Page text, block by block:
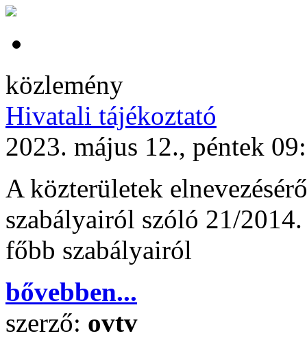
közlemény
Hivatali tájékoztató
2023. május 12., péntek
A közterületek
szabályairól szóló 21/
főbb szabályairól
bővebben...
szerző: ovtv